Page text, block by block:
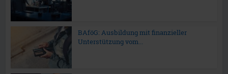
BAföG: Ausbildung mit finanzieller
Unterstützung vom...